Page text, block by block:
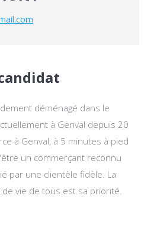
déménagé dans le
à Genval depuis 20
à Genval, à 5 minutes à pied
un commerçant reconnu
par une clientèle fidèle. La
vie de tous est sa priorité.